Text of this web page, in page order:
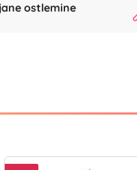
ostlemine